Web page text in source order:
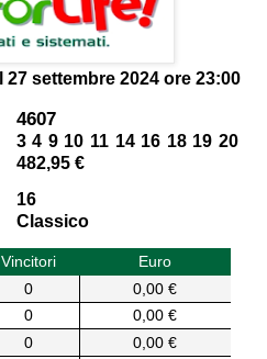
27 settembre 2024 ore 23:00
4607
3 4 9 10 11 14 16 18 19 20
482,95 €
16
Classico
Vincitori
Euro
0
0,00 €
0
0,00 €
0
0,00 €